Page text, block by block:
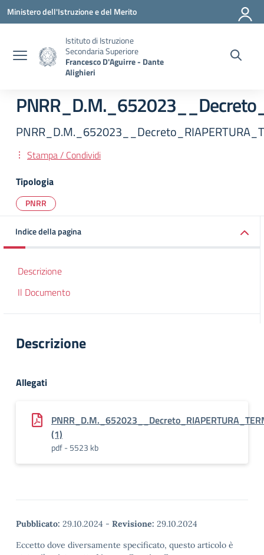
Vai ai contenuti
Vai al menu di navigazione
Vai al footer
Ministero dell'Istruzione e del Merito
Istituto di Istruzione
Secondaria Superiore
Francesco D'Aguirre - Dante
Alighieri
Stampa / Condividi
Tipologia
PNRR
Indice della pagina
Descrizione
Il Documento
Descrizione
Allegati
(1)
pdf - 5523 kb
Pubblicato: 29.10.2024 - Revisione: 29.10.2024
Eccetto dove diversamente specificato, questo articolo è